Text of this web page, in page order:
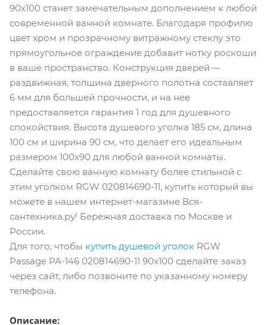
90x100 станет замечательным дополнением к любой
современной ванной комнате. Благодаря профилю
цвет хром и прозрачному витражному стеклу это
прямоугольное ограждение добавит нотку роскоши
в ваше пространство. Конструкция дверей —
раздвижная, толщина дверного полотна составляет
6 мм для большей прочности, и на нее
предоставляется гарантия 1 год для душевного
спокойствия. Высота душевого уголка 185 см, длина
100 см и ширина 90 см, что делает его идеальным
размером 100x90 для любой ванной комнаты.
Сделайте свою ванную комнату более стильной с
этим уголком RGW 020814690-11, купить который вы
можете в нашем интернет-магазине Вся-
сантехника.ру! Бережная доставка по Москве и
России.
Для того, чтобы купить душевой уголок RGW
Passage PA-146 020814690-11 90x100 cделайте заказ
через сайт, либо позвоните по указанному номеру
телефона.
Описание: